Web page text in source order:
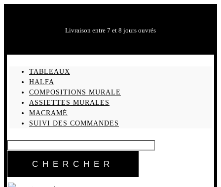
Livraison entre 7 et 8 jours ouvrés
TABLEAUX
HALFA
COMPOSITIONS MURALE
ASSIETTES MURALES
MACRAMÉ
SUIVI DES COMMANDES